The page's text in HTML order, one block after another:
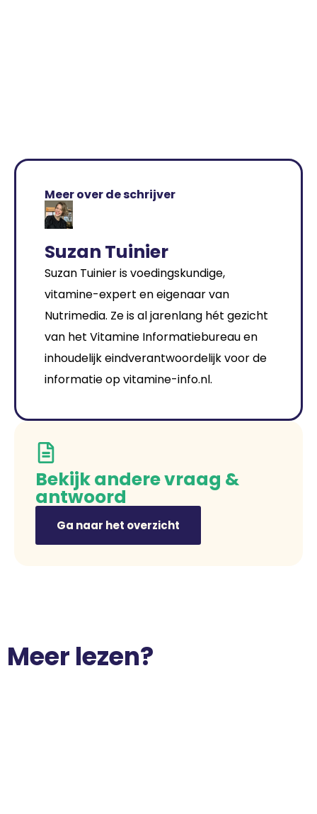
Meer over de schrijver
Suzan Tuinier
Suzan Tuinier is voedingskundige,
vitamine-expert en eigenaar van
Nutrimedia. Ze is al jarenlang hét gezicht
van het Vitamine Informatiebureau en
inhoudelijk eindverantwoordelijk voor de
informatie op vitamine-info.nl.
Bekijk andere vraag &
antwoord
Ga naar het overzicht
Meer lezen?